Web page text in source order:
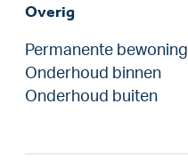
Overig
Permanente bewoning
Onderhoud binnen
Onderhoud buiten